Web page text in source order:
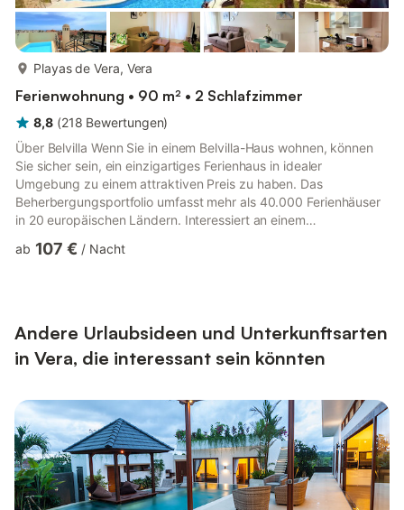
Playas de Vera, Vera
Ferienwohnung • 90 m² • 2 Schlafzimmer
8,8 (218 Bewertungen)
Über Belvilla Wenn Sie in einem Belvilla-Haus wohnen, können
Sie sicher sein, ein einzigartiges Ferienhaus in idealer
Umgebung zu einem attraktiven Preis zu haben. Das
Beherbergungsportfolio umfasst mehr als 40.000 Ferienhäuser
in 20 europäischen Ländern. Interessiert an einem
einfach nur einem Kurzurlaub? Bevorzugen Sie die Küste, das
für die ganze F...
ab 107 € / Nacht
Andere Urlaubsideen und Unterkunftsarten
in Vera, die interessant sein könnten